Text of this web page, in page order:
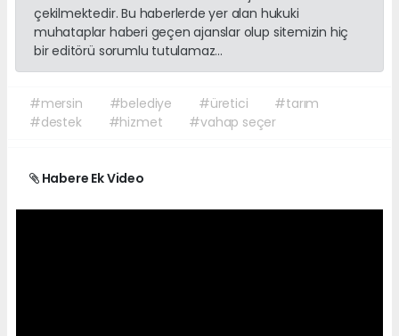
çekilmektedir. Bu haberlerde yer alan hukuki
muhataplar haberi geçen ajanslar olup sitemizin hiç
bir editörü sorumlu tutulamaz...
#mersin #belediye #üretici
#tarım
#destek
#hizmet #vahap seçer
Habere Ek Video